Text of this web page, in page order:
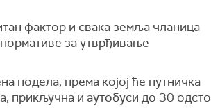
фактор и свака земља чланица
за утврђивање
подела, према којој ће путничка
прикључна и аутобуси до 30 одсто